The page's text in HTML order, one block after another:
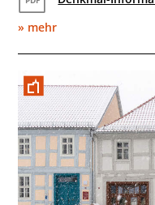
» mehr